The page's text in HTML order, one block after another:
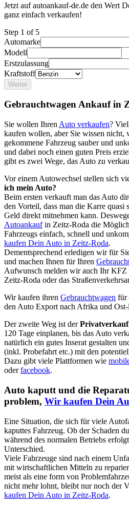
Jetzt auf autoankauf-de.de den Wert
ganz einfach verkaufen!
Step 1 of 5
Automarke
Modell
Erstzulassung
Kraftstoff
Weiter
Gebrauchtwagen Ankauf in
Sie wollen Ihren Auto verkaufen?
kaufen wollen, aber Sie wissen nicht,
gekommene Fahrzeug sauber und
und dabei noch einen guten Preis
gibt es zwei Wege, das Auto zu
Vor einem Autowechsel stellen sich
ich mein Auto?
Beim ersten verkauft man das Auto
den Vorteil, dass man die Karre quasi
Geld direkt mitnehmen kann.
Autoankaufin Zeitz-Roda die
Fahrzeugs einfach, schnell und
kaufen Dein Auto in Zeitz-Roda.
Dementsprechend erledigen wir für
und machen Ihnen für Ihren
Aufwunsch melden wir auch Ihr KFZ
Zeitz-Roda oder das
Wir kaufen ihren Gebrauchtwagen für
den Auto Export nach Afrika und Ost-
Der zweite Weg ist derPrivatverkauf
120 Tage einplanen, bis das Auto
natürlich ein gutes Inserat gestalten
(inkl. Probefahrt etc.) mit den
Dazu gibt viele Plattformen wie
oderfacebook.
Auto kaputt und die
problem, Wir kaufen Dein
Eine Situation, die sich für viele
kaputtes Fahrzeug. Ob der Schaden
während des normalen Betriebs
Unterschied.
Viele Fahrzeuge sind nach einem
mit wirtschaftlichen Mitteln zu
meist als eine form von
nicht mehr lohnt, bleibt nur noch der
kaufen Dein Auto in Zeitz-Roda.